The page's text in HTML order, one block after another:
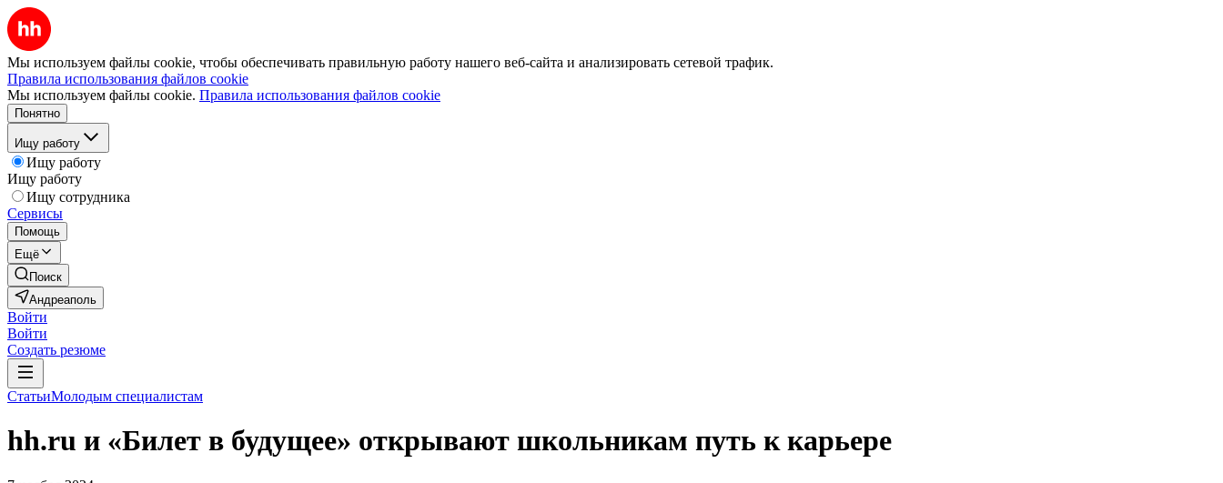
Мы используем файлы cookie, чтобы обеспечивать правильную работу нашего веб-сайта и анализировать сетевой трафик.
Правила использования файлов cookie
Мы используем файлы cookie. Правила использования файлов cookie
Понятно
Ищу работу
Ищу работу
Ищу работу
Ищу сотрудника
Сервисы
Помощь
Ещё
Поиск
Андреаполь
Войти
Войти
Создать резюме
СтатьиМолодым специалистам
hh.ru и «Билет в будущее» открывают школьникам путь к карьере